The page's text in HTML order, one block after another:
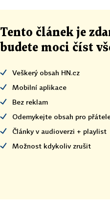
Tento článek je
budete moci číst
Veškerý obsah HN.cz
Mobilní aplikace
Bez reklam
Odemykejte obsah pro
Články v audioverzi + playlist
Možnost kdykoliv zrušit